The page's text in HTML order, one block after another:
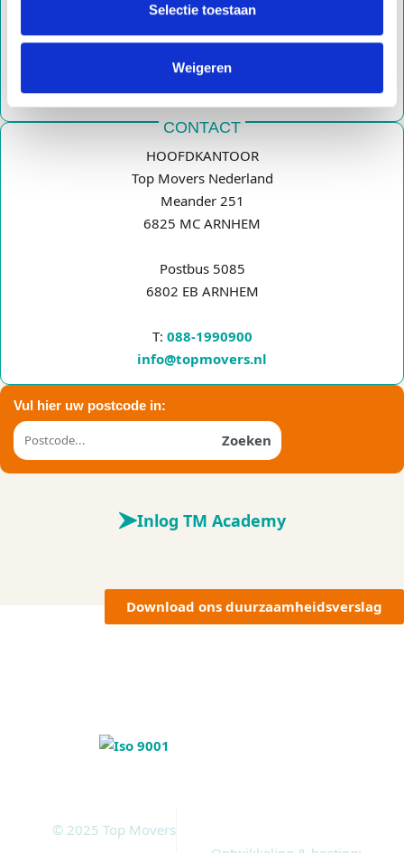
Selectie toestaan
Weigeren
ICT-verhuizing en installatie
Duurzaam verhuizen
Verhuislift
Internationale verhuizing
CONTACT
HOOFDKANTOOR
Top Movers Nederland
Meander 251
6825 MC ARNHEM
Postbus 5085
6802 EB ARNHEM
T: 088-1990900
info@topmovers.nl
Vul hier uw postcode in:
Zoeken
Inlog TM Academy
Download ons duurzaamheidsverslag
© 2025 Top Movers